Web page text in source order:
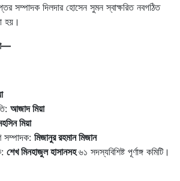
সম্পাদক দিলদার হোসেন সুমন স্বাক্ষরিত নবগঠিত
হয়।
আজাদ মিয়া
মিয়া
সম্পাদক: মিজানুর রহমান মিজান
শেখ মিনহাজুল হাসানসহ৬১ সদস্যবিশিষ্ট পূর্ণাঙ্গ কমিটি।